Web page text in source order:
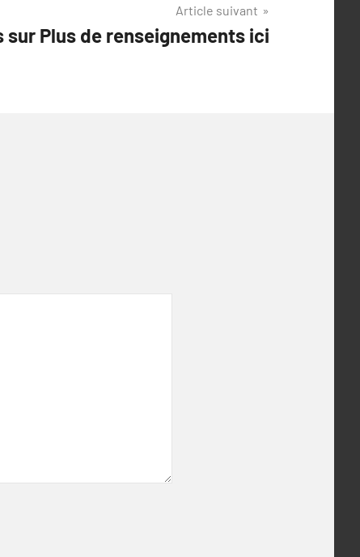
Article suivant
sur Plus de renseignements ici